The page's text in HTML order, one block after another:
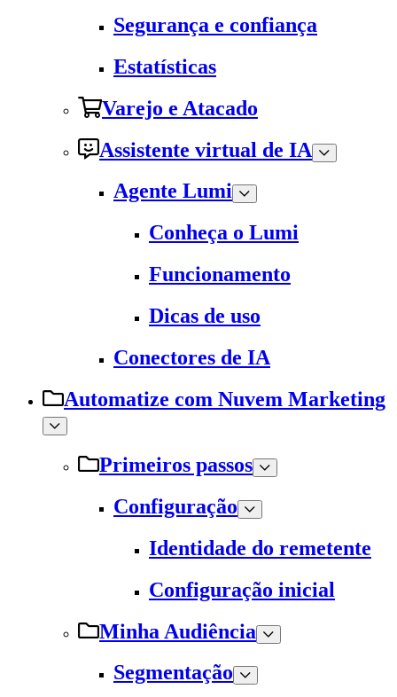
Segurança e confiança
Estatísticas
Varejo e Atacado
Assistente virtual de IA
Agente Lumi
Conheça o Lumi
Funcionamento
Dicas de uso
Conectores de IA
Automatize com Nuvem Marketing
Primeiros passos
Configuração
Identidade do remetente
Configuração inicial
Minha Audiência
Segmentação